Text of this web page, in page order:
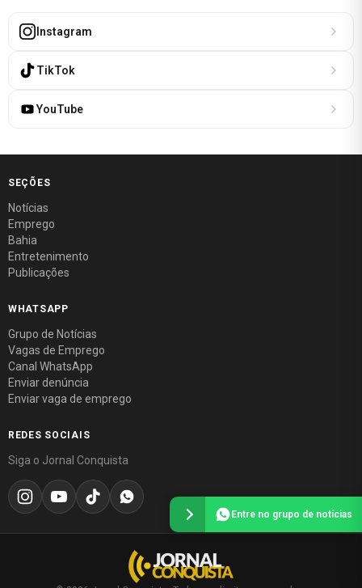
Instagram
TikTok
YouTube
SEÇÕES
Notícias
Emprego
Bahia
Entretenimento
Publicações
WHATSAPP
Grupo de Notícias
Vagas de Emprego
Canal WhatsApp
Enviar denúncia
Enviar vaga de emprego
REDES SOCIAIS
Siga o Jornal Conquista
Entre no grupo de notícias